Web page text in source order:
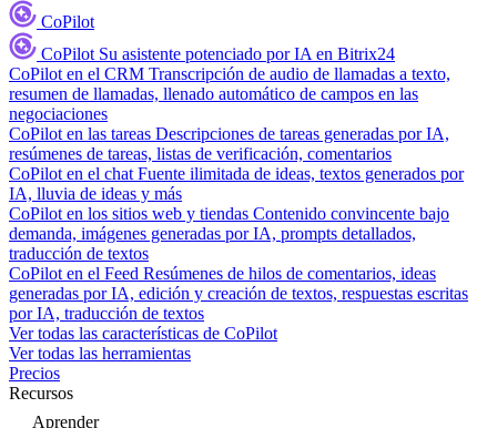
CoPilot
CoPilot Su asistente potenciado por IA en Bitrix24
CoPilot en el CRM Transcripción de audio de llamadas a texto,
resumen de llamadas, llenado automático de campos en las
negociaciones
CoPilot en las tareas Descripciones de tareas generadas por IA,
resúmenes de tareas, listas de verificación, comentarios
CoPilot en el chat Fuente ilimitada de ideas, textos generados por
IA, lluvia de ideas y más
CoPilot en los sitios web y tiendas Contenido convincente bajo
demanda, imágenes generadas por IA, prompts detallados,
traducción de textos
CoPilot en el Feed Resúmenes de hilos de comentarios, ideas
generadas por IA, edición y creación de textos, respuestas escritas
por IA, traducción de textos
Ver todas las características de CoPilot
Ver todas las herramientas
Precios
Recursos
Aprender